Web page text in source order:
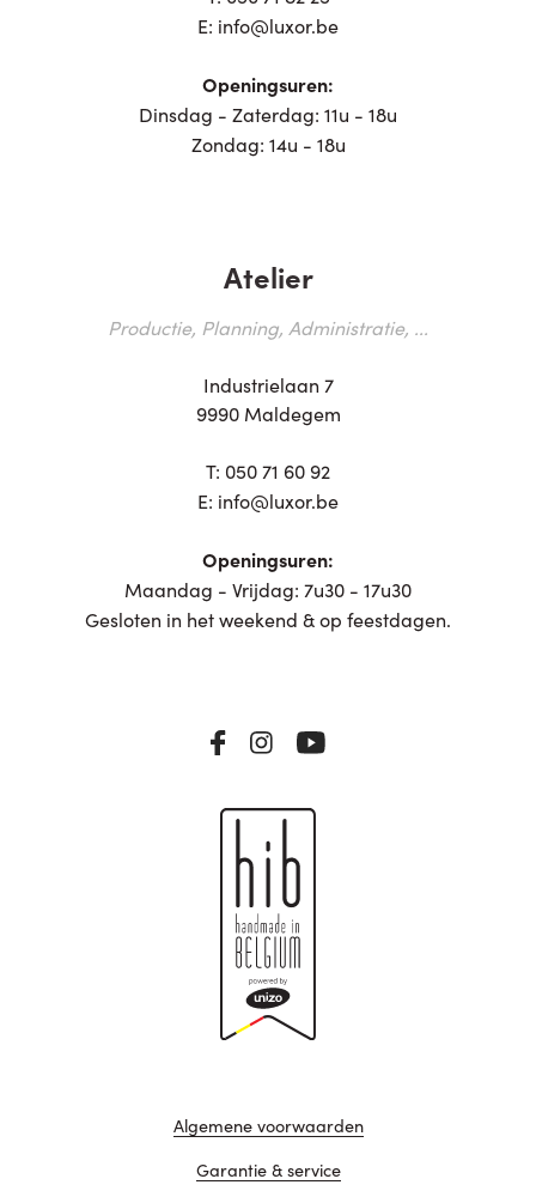
E: info@luxor.be
Openingsuren:
Dinsdag - Zaterdag: 11u - 18u
Zondag: 14u - 18u
Atelier
Productie, Planning, Administratie, ...
Industrielaan 7
9990 Maldegem
T: 050 71 60 92
E: info@luxor.be
Openingsuren:
Maandag - Vrijdag: 7u30 - 17u30
Gesloten in het weekend & op feestdagen.
Algemene voorwaarden
Garantie & service